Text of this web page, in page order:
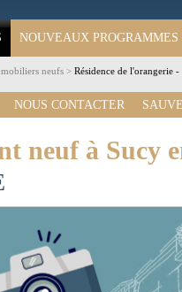
NOUVEAUX PROGRAMMES
neufs > Résidence de l'orangerie
NOUS CONTACTER
neuf à Sucy